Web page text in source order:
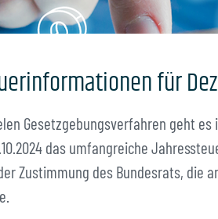
für
Gesetzgebungsverfahren geht
das umfangreiche
Zustimmung des Bundesrats, die